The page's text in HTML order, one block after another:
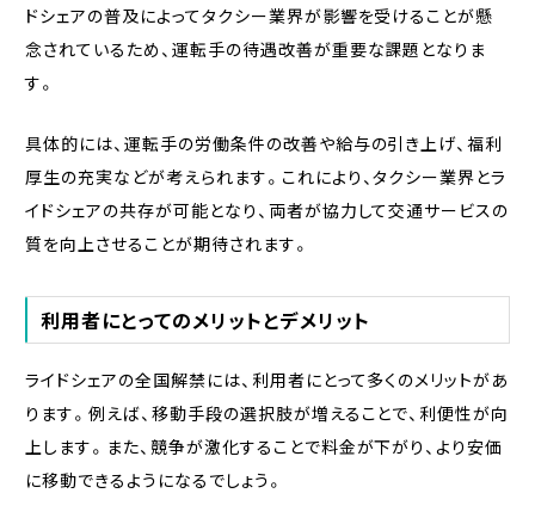
ドシェアの普及によってタクシー業界が影響を受けることが懸
念されているため、運転手の待遇改善が重要な課題となりま
す。
具体的には、運転手の労働条件の改善や給与の引き上げ、福利
厚生の充実などが考えられます。これにより、タクシー業界とラ
イドシェアの共存が可能となり、両者が協力して交通サービスの
質を向上させることが期待されます。
利用者にとってのメリットとデメリット
ライドシェアの全国解禁には、利用者にとって多くのメリットがあ
ります。例えば、移動手段の選択肢が増えることで、利便性が向
上します。また、競争が激化することで料金が下がり、より安価
に移動できるようになるでしょう。